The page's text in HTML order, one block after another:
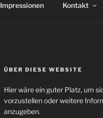
Impressionen Kontakt
ÜBER DIESE WEBSITE
Hier wäre ein guter Platz, um
vorzustellen oder weitere
anzugeben.